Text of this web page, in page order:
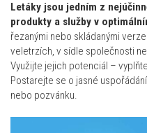
Letáky jsou jedním z
produkty a služby v
řezanými nebo skládanými
veletrzích, v sídle společnosti
Využijte jejich potenciál –
Postarejte se o jasné
nebo pozvánku.